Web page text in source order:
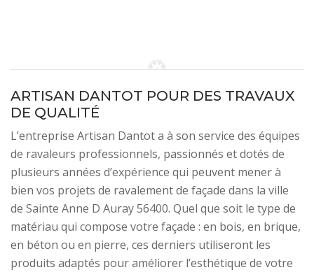
ARTISAN DANTOT POUR DES TRAVAUX
DE QUALITÉ
L’entreprise Artisan Dantot a à son service des équipes
de ravaleurs professionnels, passionnés et dotés de
plusieurs années d’expérience qui peuvent mener à
bien vos projets de ravalement de façade dans la ville
de Sainte Anne D Auray 56400. Quel que soit le type de
matériau qui compose votre façade : en bois, en brique,
en béton ou en pierre, ces derniers utiliseront les
produits adaptés pour améliorer l’esthétique de votre